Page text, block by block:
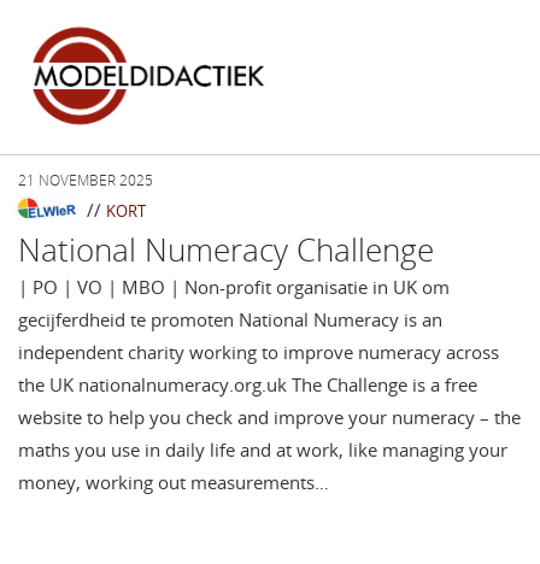
21 NOVEMBER 2025
// KORT
National Numeracy Challenge
| PO | VO | MBO | Non-profit organisatie in UK om
gecijferdheid te promoten National Numeracy is an
independent charity working to improve numeracy across
the UK nationalnumeracy.org.uk The Challenge is a free
website to help you check and improve your numeracy – the
maths you use in daily life and at work, like managing your
money, working out measurements…